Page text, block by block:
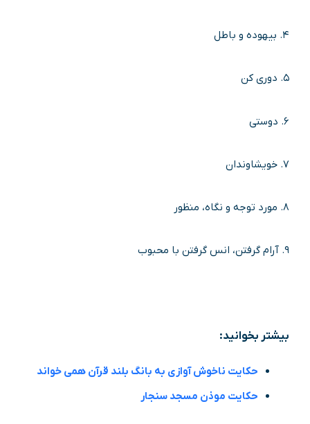
بیشتر بخوانید:
حکایت ناخوش آوازی به بانگ بلند قرآن همی خواند
حکایت موذن مسجد سنجار